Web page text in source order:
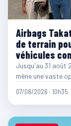
Airbags
de terrain
véhicules
Jusqu'au 31 août
mène une vaste
07/08/2026 · 10h35